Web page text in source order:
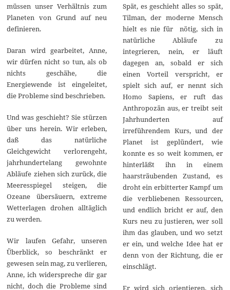
müssen unser Verhältnis zum
Planeten von Grund auf neu
definieren.
Daran wird gearbeitet, Anne,
wir dürfen nicht so tun, als ob
nichts geschähe, die
Energiewende ist eingeleitet,
die Probleme sind beschrieben.
Und was geschieht? Sie stürzen
über uns herein. Wir erleben,
daß das natürliche
Gleichgewicht verlorengeht,
jahrhundertelang gewohnte
Abläufe ziehen sich zurück, die
Meeresspiegel steigen, die
Ozeane übersäuern, extreme
Wetterlagen drohen alltäglich
zu werden.
Wir laufen Gefahr, unseren
Überblick, so beschränkt er
gewesen sein mag, zu verlieren,
Anne, ich widerspreche dir gar
nicht, doch die Probleme sind
Spät, es geschieht alles so spät,
Tilman, der moderne Mensch
hielt es nie für nötig, sich in
natürliche Abläufe zu
integrieren, nein, er läuft
dagegen an, sobald er sich
einen Vorteil verspricht, er
spielt sich auf, er nennt sich
Homo Sapiens, er ruft das
Anthropozän aus, er treibt seit
Jahrhunderten auf
irreführendem Kurs, und der
Planet ist geplündert, wie
konnte es so weit kommen, er
hinterläßt ihn in einem
haarsträubenden Zustand, es
droht ein erbitterter Kampf um
die verbliebenen Ressourcen,
und endlich bricht er auf, den
Kurs neu zu justieren, wer soll
ihm das glauben, und wo setzt
er ein, und welche Idee hat er
denn von der Richtung, die er
einschlägt.
Er wird sich orientieren, sich